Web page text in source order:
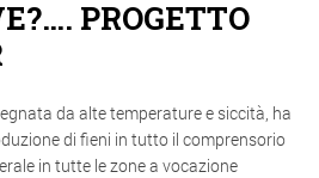
PROGETTO
da alte temperature e siccità, ha
di fieni in tutto il comprensorio
in tutte le zone a vocazione